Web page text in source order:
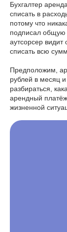
Бухгалтер
списать в
потому что
подписал общую
аутсорсер
списать всю
Предположим,
рублей в месяц
разбираться,
арендный
жизненной